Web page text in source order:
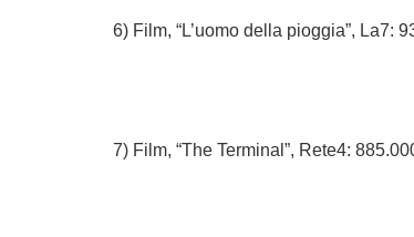
6) Film, “L’uomo della pioggia”, La7:
7) Film, “The Terminal”, Rete4: